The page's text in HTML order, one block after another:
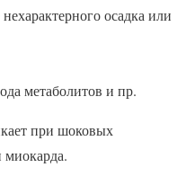
осадка или
метаболитов и пр.
при шоковых
миокарда.